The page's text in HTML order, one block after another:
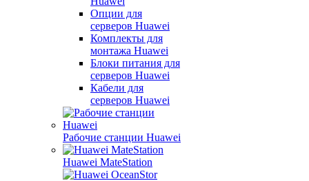
Опции для
серверов Huawei
Комплекты для
монтажа Huawei
Блоки питания для
серверов Huawei
Кабели для
серверов Huawei
Рабочие станции Huawei
Huawei MateStation